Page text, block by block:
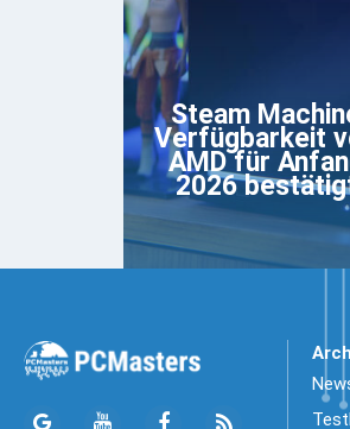
Steam
Verfügbarkeit
AMD für
2026